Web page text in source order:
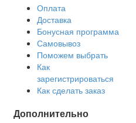
Оплата
Доставка
Бонусная программа
Самовывоз
Поможем выбрать
Как
зарегистрироваться
Как сделать заказ
Дополнительно